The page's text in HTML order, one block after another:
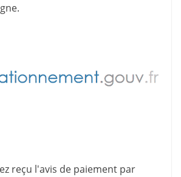
reçu l'avis de paiement par